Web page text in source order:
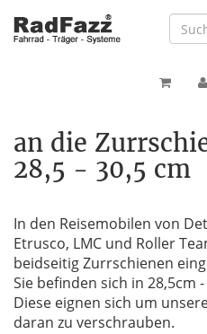
an die
28,5 - 30,5 cm
In den Reisemobilen von
Etrusco, LMC und Roller
beidseitig Zurrschienen
Sie befinden sich in 28,5cm
Diese eignen sich um
daran zu verschrauben.